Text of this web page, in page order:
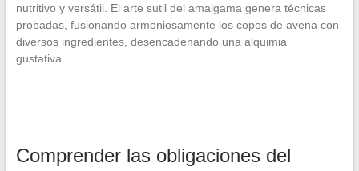
nutritivo y versátil. El arte sutil del amalgama genera técnicas
probadas, fusionando armoniosamente los copos de avena con
diversos ingredientes, desencadenando una alquimia
gustativa…
Comprender las obligaciones del